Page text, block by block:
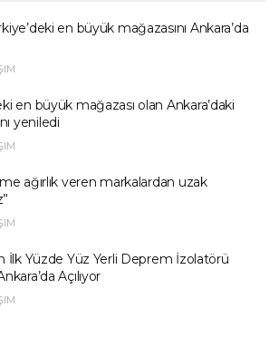
en büyük mağazasını Ankara’da
en büyük mağazası olan Ankara’daki
yeniledi
ağırlık veren markalardan uzak
İlk Yüzde Yüz Yerli Deprem İzolatörü
Açılıyor